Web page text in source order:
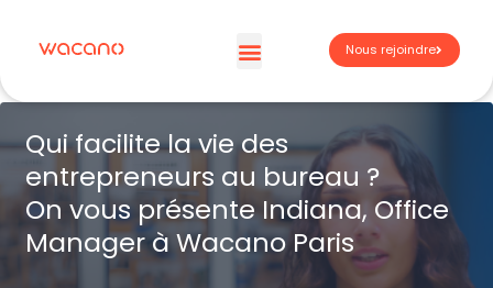
Nous rejoindre
Qui facilite la vie des
entrepreneurs au bureau ?
On vous présente Indiana, Office
Manager à Wacano Paris